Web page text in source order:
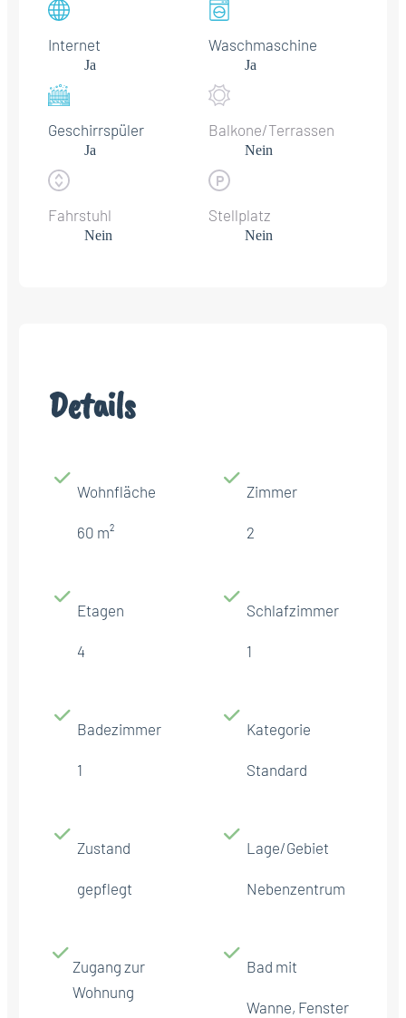
Internet
Ja
Waschmaschine
Ja
Geschirrspüler
Ja
Balkone/Terrassen
Nein
Fahrstuhl
Nein
Stellplatz
Nein
Details
Wohnfläche
60 m²
Zimmer
2
Etagen
4
Schlafzimmer
1
Badezimmer
1
Kategorie
Standard
Zustand
gepflegt
Lage/Gebiet
Nebenzentrum
Zugang zur
Wohnung
Bad mit
Wanne, Fenster